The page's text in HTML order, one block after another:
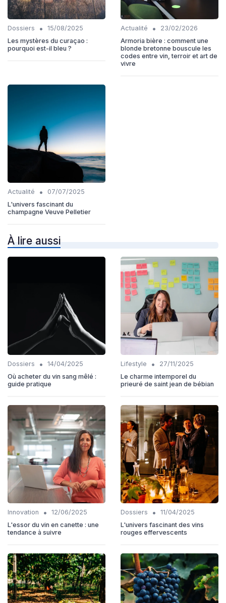
Dossiers •
15/08/2025
Les mystères du curaçao :
pourquoi est-il bleu ?
Actualité •
23/02/2026
Armoria bière : comment une
blonde bretonne bouscule les
codes entre vin, terroir et art de
vivre
Actualité •
07/07/2025
L'univers fascinant du
champagne Veuve Pelletier
À lire aussi
Dossiers •
14/04/2025
Où acheter du vin sang mêlé :
guide pratique
Lifestyle •
27/11/2025
Le charme intemporel du
prieuré de saint jean de bébian
Innovation •
12/06/2025
L'essor du vin en canette : une
tendance à suivre
Dossiers •
11/04/2025
L'univers fascinant des vins
rouges effervescents